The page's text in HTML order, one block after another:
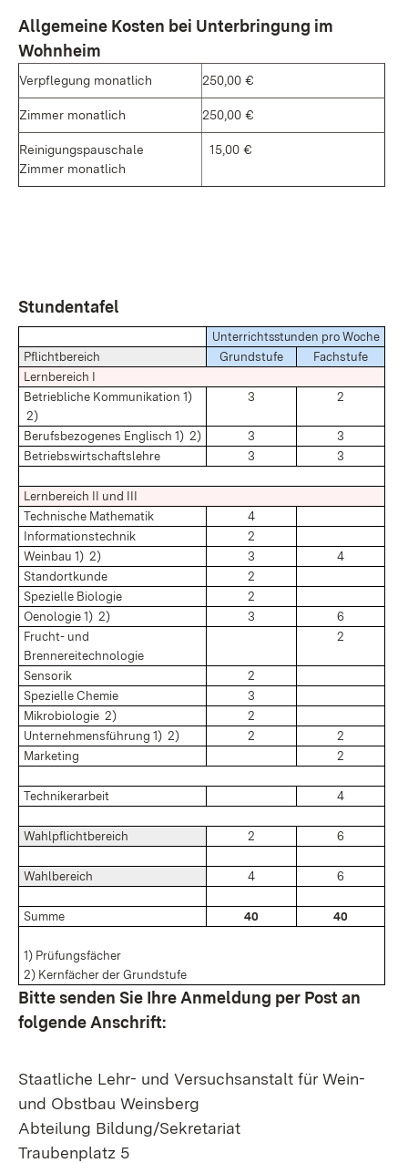
Allgemeine Kosten bei Unterbringung im
Wohnheim
Verpflegung monatlich 250,00 €
Zimmer monatlich 250,00 €
Reinigungspauschale
Zimmer monatlich
15,00 €
Stundentafel
Unterrichtsstunden pro Woche
Pflichtbereich Grundstufe
Fachstufe
Lernbereich I
Betriebliche Kommunikation 1)
2)
3 2
Berufsbezogenes Englisch 1) 2) 3
3
Betriebswirtschaftslehre
3 3
Lernbereich II und III
Technische Mathematik
4
Informationstechnik
2
Weinbau 1) 2)
3
4
Standortkunde
2
Spezielle Biologie
2
Oenologie 1) 2)
3
6
Frucht- und
Brennereitechnologie
2
Sensorik
2
Spezielle Chemie
3
Mikrobiologie 2)
2
Unternehmensführung 1) 2)
2
2
Marketing
2
Technikerarbeit 4
Wahlpflichtbereich 2 6
Wahlbereich 4 6
Summe 40 40
1) Prüfungsfächer
2) Kernfächer der Grundstufe
Bitte senden Sie Ihre Anmeldung per Post an
folgende Anschrift:
Staatliche Lehr- und Versuchsanstalt für Wein-
und Obstbau Weinsberg
Abteilung Bildung/Sekretariat
Traubenplatz 5